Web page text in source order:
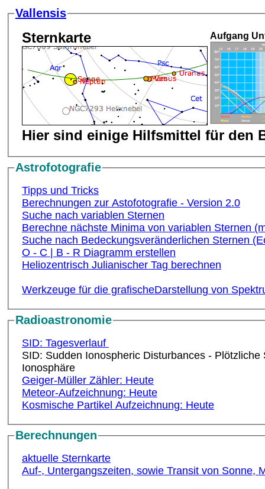
Vallensis
Sternkarte Aufgang
Hier sind einige Hilfsmittel für den
Astrofotografie
Tipps und Tricks
Berechnungen zur Astofotografie - Version 2.0
Suche nach variablen Sternen
Berechne nächste Minima von variablen Sternen
Suche nach Bedeckungsveränderlichen Sternen
O - C | B - R Diagramm erstellen
Heliozentrisch Julianischer Tag berechnen
Werkzeuge für die grafischeDarstellung von
Radioastronomie
SID: Tagesverlauf
SID: Sudden Ionospheric Disturbances - Plötzliche
Ionosphäre
Geiger-Müller Zähler: Heute
Meteor-Aufzeichnung: Heute
Kosmische Partikel Aufzeichnung: Heute
Berechnungen
aktuelle Sternkarte
Auf-, Untergangszeiten, sowie Transit von Sonne,